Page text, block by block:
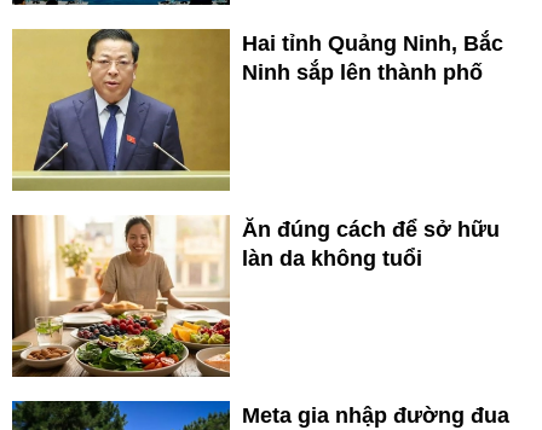
Hai tỉnh Quảng Ninh, Bắc
Ninh sắp lên thành phố
Ăn đúng cách để sở hữu
làn da không tuổi
Meta gia nhập đường đua